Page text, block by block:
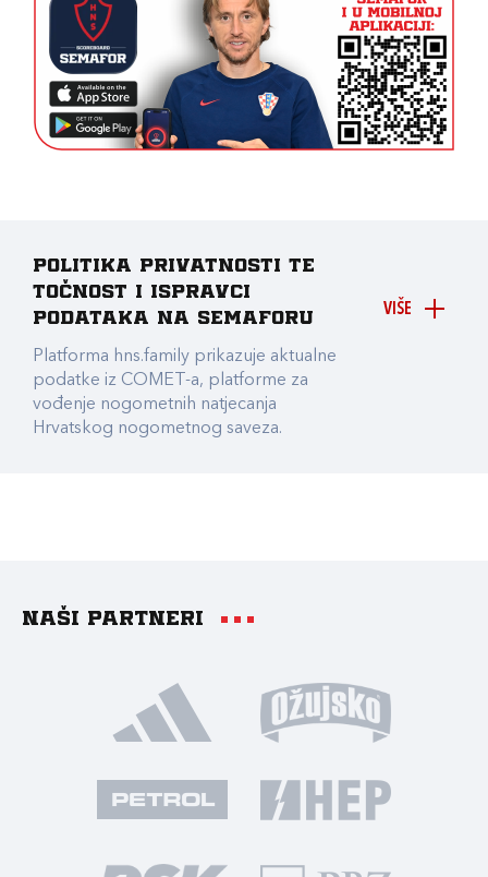
VIŠE
Politika privatnosti te
točnost i ispravci
podataka na Semaforu
Platforma hns.family prikazuje aktualne
podatke iz COMET-a, platforme za
vođenje nogometnih natjecanja
Hrvatskog nogometnog saveza.
Naši partneri